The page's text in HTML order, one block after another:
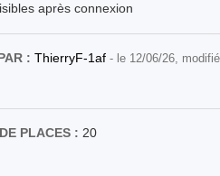
après connexion
: ThierryF-1af - le 12/06/26,
PLACES : 20